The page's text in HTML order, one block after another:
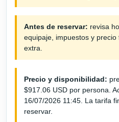
Antes de reservar: revisa
equipaje, impuestos y
extra.
Precio y disponibilidad:
$917.06 USD por persona.
16/07/2026 11:45. La tarifa
reservar.